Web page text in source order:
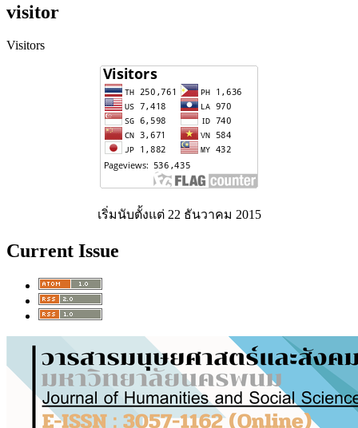
visitor
Visitors
เริ่มนับตั้งแต่ 22 ธันวาคม 2015
Current Issue